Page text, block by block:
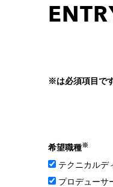
※は必須項目です
希望職種※
テクニカルデ
プロデューサ